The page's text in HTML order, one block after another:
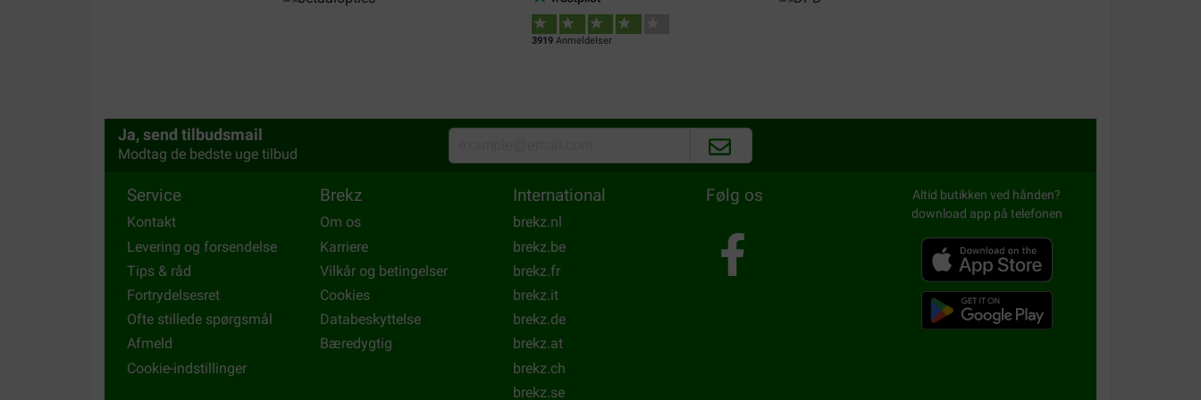
3919Anmeldelser
Ja, send tilbudsmail
Modtag de bedste uge tilbud
Service
Kontakt
Levering og forsendelse
Tips & råd
Fortrydelsesret
Ofte stillede spørgsmål
Afmeld
Cookie-indstillinger
Brekz
Om os
Karriere
Vilkår og betingelser
Cookies
Databeskyttelse
Bæredygtig
International
brekz.nl
brekz.be
brekz.fr
brekz.it
brekz.de
brekz.at
brekz.ch
brekz.se
Følg os
Altid butikken ved hånden?
download app på telefonen